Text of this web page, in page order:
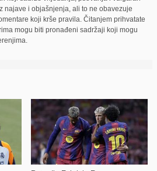
najave i objašnjenja, ali to ne obavezuje
koji krše pravila. Čitanjem prihvatate
mogu biti pronađeni sadržaji koji mogu